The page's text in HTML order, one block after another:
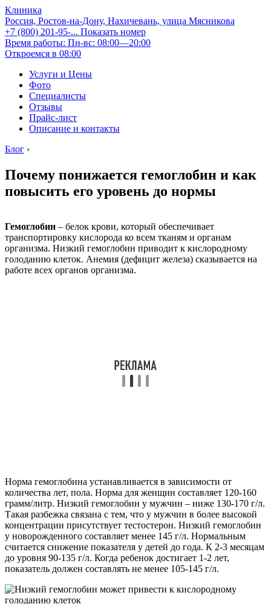
Клиника
Россия, Ростов-на-Дону, Нахичевань, улица Мясникова
+7 (800) 201-95-... Показать номер
Время работы: Пн-вс: 08:00—20:00
Откроемся в 08:00
Услуги и Цены
Фото
Специалисты
Отзывы
Прайс-лист
Описание и контакты
Блог ›
Почему понижается гемоглобин и как
повысить его уровень до нормы
Гемоглобин – белок крови, который обеспечивает
транспортировку кислорода ко всем тканям и органам
организма. Низкий гемоглобин приводит к кислородному
голоданию клеток. Анемия (дефицит железа) сказывается на
работе всех органов организма.
Норма гемоглобина устанавливается в зависимости от
количества лет, пола. Норма для женщин составляет 120-160
грамм/литр. Низкий гемоглобин у мужчин – ниже 130-170 г/л.
Такая разбежка связана с тем, что у мужчин в более высокой
концентрации присутствует тестостерон. Низкий гемоглобин
у новорожденного составляет менее 145 г/л. Нормальным
считается снижение показателя у детей до года. К 2-3 месяцам
до уровня 90-135 г/л. Когда ребенок достигает 1-2 лет,
показатель должен составлять не менее 105-145 г/л.